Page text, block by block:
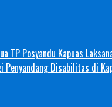
TP Posyandu Kapuas
Penyandang Disabilitas di